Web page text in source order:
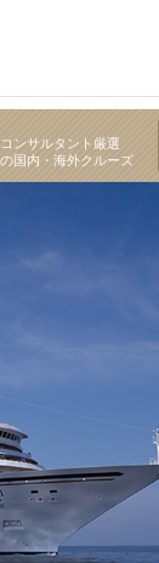
ンサルタント厳選
国内・海外クルーズ